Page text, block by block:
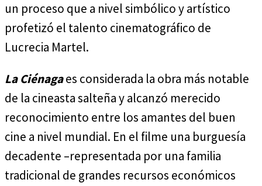
un proceso que a nivel simbólico y artístico
profetizó el talento cinematográfico de
Lucrecia Martel.
La Ciénagaes considerada la obra más notable
de la cineasta salteña y alcanzó merecido
reconocimiento entre los amantes del buen
cine a nivel mundial. En el filme una burguesía
decadente –representada por una familia
tradicional de grandes recursos económicos